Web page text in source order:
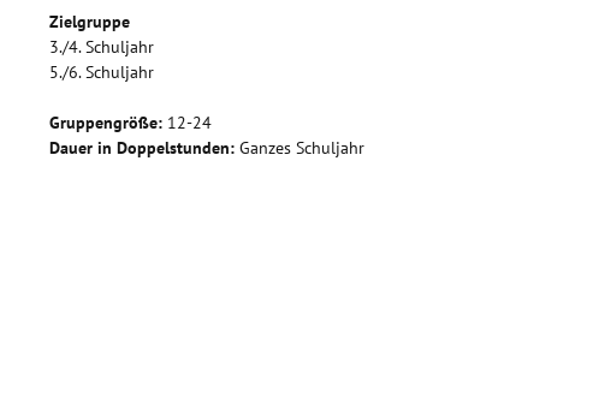
Zielgruppe
3./4. Schuljahr
5./6. Schuljahr
Gruppengröße: 12-24
Dauer in Doppelstunden: Ganzes Schuljahr